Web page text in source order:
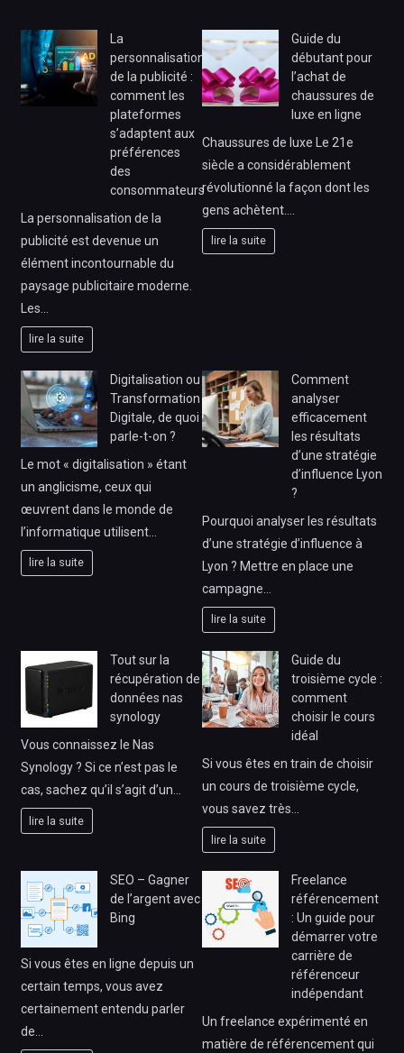
La
personnalisation
de la publicité :
comment les
plateformes
s’adaptent aux
préférences
des
consommateurs
La personnalisation de la
publicité est devenue un
élément incontournable du
paysage publicitaire moderne.
Les…
lire la suite
Guide du
débutant pour
l’achat de
chaussures de
luxe en ligne
Chaussures de luxe Le 21e
siècle a considérablement
révolutionné la façon dont les
gens achètent.…
lire la suite
Digitalisation ou
Transformation
Digitale, de quoi
parle-t-on ?
Le mot « digitalisation » étant
un anglicisme, ceux qui
œuvrent dans le monde de
l’informatique utilisent…
lire la suite
Comment
analyser
efficacement
les résultats
d’une stratégie
d’influence Lyon
?
Pourquoi analyser les résultats
d’une stratégie d’influence à
Lyon ? Mettre en place une
campagne…
lire la suite
Tout sur la
récupération de
données nas
synology
Vous connaissez le Nas
Synology ? Si ce n’est pas le
cas, sachez qu’il s’agit d’un…
lire la suite
Guide du
troisième cycle :
comment
choisir le cours
idéal
Si vous êtes en train de choisir
un cours de troisième cycle,
vous savez très…
lire la suite
SEO – Gagner
de l’argent avec
Bing
Si vous êtes en ligne depuis un
certain temps, vous avez
certainement entendu parler
de…
Freelance
référencement
: Un guide pour
démarrer votre
carrière de
référenceur
indépendant
Un freelance expérimenté en
matière de référencement qui